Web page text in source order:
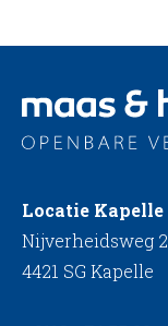
Locatie Kapelle
Nijverheidsweg 2
4421 SG Kapelle